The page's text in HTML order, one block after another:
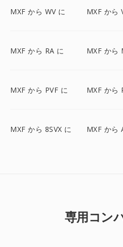
MXF から WV に MXF から
MXF から RA に MXF から
MXF から PVF に MXF から
MXF から 8SVX に MXF から
専用コン